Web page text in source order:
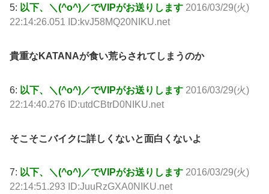
5: 以下、＼(^o^)／でVIPがお送りします 2016/03/29(火)
22:14:26.051 ID:kvJ58MQ20NIKU.net
貴重なKATANAが食い荒らされてしまうのか
6: 以下、＼(^o^)／でVIPがお送りします 2016/03/29(火)
22:14:40.276 ID:utdCBtrD0NIKU.net
そこそこバイクに詳しくないと面白くないよ
7: 以下、＼(^o^)／でVIPがお送りします 2016/03/29(火)
22:14:51.293 ID:JuuRzGXA0NIKU.net